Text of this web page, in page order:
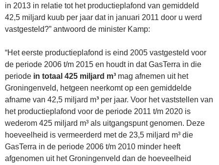
in 2013 in relatie tot het productieplafond van gemiddeld
42,5 miljard kuub per jaar dat in januari 2011 door u werd
vastgesteld?” antwoord de minister Kamp:
“Het eerste productieplafond is eind 2005 vastgesteld voor
de periode 2006 t/m 2015 en houdt in dat GasTerra in die
periode in totaal 425 miljard m³ mag afnemen uit het
Groningenveld, hetgeen neerkomt op een gemiddelde
afname van 42,5 miljard m³ per jaar. Voor het vaststellen van
het productieplafond voor de periode 2011 t/m 2020 is
wederom 425 miljard m³ als uitgangspunt genomen. Deze
hoeveelheid is vermeerderd met de 23,5 miljard m³ die
GasTerra in de periode 2006 t/m 2010 minder heeft
afgenomen uit het Groningenveld dan de hoeveelheid